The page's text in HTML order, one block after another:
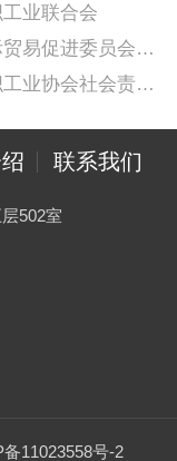
业联合会
中国国际贸易促进委员会纺织行业分会
中国纺织工业协会社会责任建设推广委员会
联系我们
502室
11023558号-2